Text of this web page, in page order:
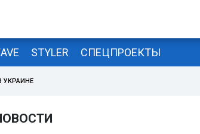
STYLER СПЕЦПРОЕКТЫ
УКРАИНЕ